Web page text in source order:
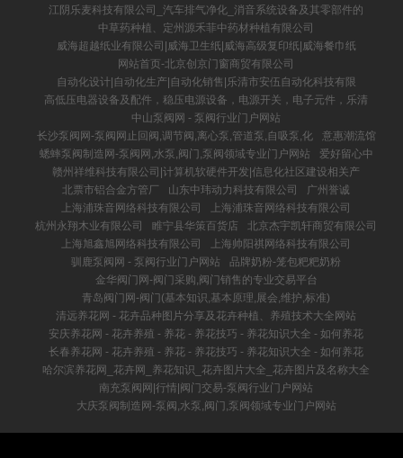
江阴乐麦科技有限公司_汽车排气净化_消音系统设备及其零部件的
中草药种植、定州源禾菲中药材种植有限公司
威海超越纸业有限公司|威海卫生纸|威海高级复印纸|威海餐巾纸
网站首页-北京创京门窗商贸有限公司
自动化设计|自动化生产|自动化销售|乐清市安伍自动化科技有限
高低压电器设备及配件，稳压电源设备，电源开关，电子元件，乐清
中山泵阀网 - 泵阀行业门户网站
长沙泵阀网-泵阀网止回阀,调节阀,离心泵,管道泵,自吸泵,化
意惠潮流馆
蟋蟀泵阀制造网-泵阀网,水泵,阀门,泵阀领域专业门户网站
爱好留心中
赣州祥维科技有限公司|计算机软硬件开发|信息化社区建设相关产
北票市铝合金方管厂
山东中玮动力科技有限公司
广州誉诚
上海浦珠音网络科技有限公司
上海浦珠音网络科技有限公司
杭州永翔木业有限公司
睢宁县华策百货店
北京杰宇凯轩商贸有限公司
上海旭鑫旭网络科技有限公司
上海帅阳祺网络科技有限公司
驯鹿泵阀网 - 泵阀行业门户网站
品牌奶粉-笼包粑粑奶粉
金华阀门网-阀门采购,阀门销售的专业交易平台
青岛阀门网-阀门(基本知识,基本原理,展会,维护,标准)
清远养花网 - 花卉品种图片分享及花卉种植、养殖技术大全网站
安庆养花网 - 花卉养殖 - 养花 - 养花技巧 - 养花知识大全 - 如何养花
长春养花网 - 花卉养殖 - 养花 - 养花技巧 - 养花知识大全 - 如何养花
哈尔滨养花网_花卉网_养花知识_花卉图片大全_花卉图片及名称大全
南充泵阀网|行情|阀门交易-泵阀行业门户网站
大庆泵阀制造网-泵阀,水泵,阀门,泵阀领域专业门户网站